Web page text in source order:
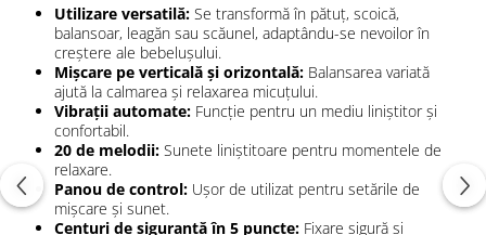
Utilizare versatilă: Se transformă în pătuț, scoică,
balansoar, leagăn sau scăunel, adaptându-se nevoilor în
creștere ale bebelușului.
Mișcare pe verticală și orizontală: Balansarea variată
ajută la calmarea și relaxarea micuțului.
Vibrații automate: Funcție pentru un mediu liniștitor și
confortabil.
20 de melodii: Sunete liniștitoare pentru momentele de
relaxare.
Panou de control: Ușor de utilizat pentru setările de
mișcare și sunet.
Centuri de siguranță în 5 puncte: Fixare sigură și